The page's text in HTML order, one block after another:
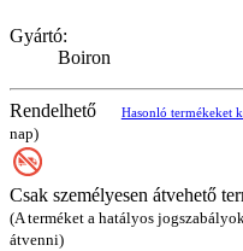
Gyártó:
Boiron
Rendelhető Hasonló termékeket
nap)
Csak személyesen átvehető
(A terméket a hatályos
átvenni)